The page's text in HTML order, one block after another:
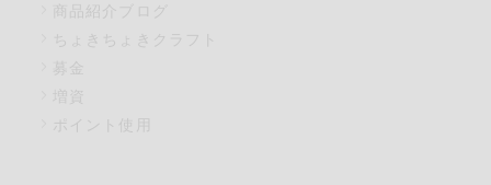
商品紹介ブログ
ちょきちょきクラフト
増資
ポイント使用